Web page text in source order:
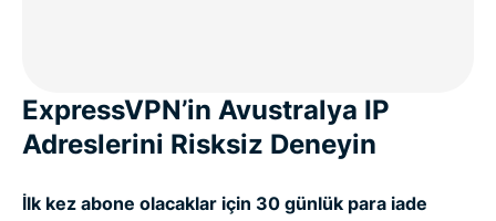
ExpressVPN’in Avustralya IP
Adreslerini Risksiz Deneyin
İlk kez abone olacaklar için 30 günlük para iade